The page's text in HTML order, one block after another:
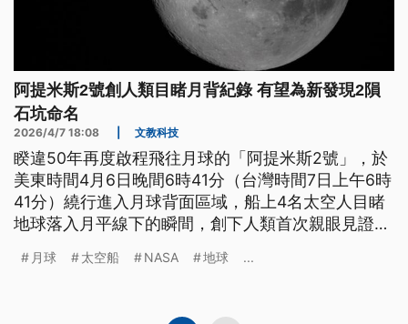
阿提米斯2號創人類目睹月背紀錄 有望為新發現2隕
石坑命名
2026/4/7 18:08 文教科技
睽違50年再度啟程飛往月球的「阿提米斯2號」，於
美東時間4月6日晚間6時41分（台灣時間7日上午6時
41分）繞行進入月球背面區域，船上4名太空人目睹
地球落入月平線下的瞬間，創下人類首次親眼見證月
人也向NASA提出請求，希望能為由他們觀測發現的
月球 太空船 NASA 地球 ...